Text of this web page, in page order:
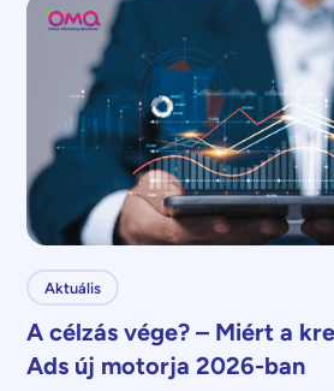
Aktuális
A célzás vége? – Miért a
Ads új motorja 2026-ban